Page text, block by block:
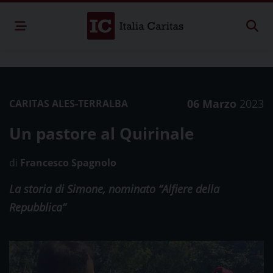
CARITAS ALES-TERRALBA 06 Marzo 2023
Un pastore al Quirinale
di Francesco Spagnolo
La storia di Simone, nominato “Alfiere della
Repubblica”